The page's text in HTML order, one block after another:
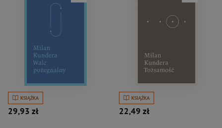
KSIĄŻKA
29,93 zł
KSIĄŻKA
22,49 zł